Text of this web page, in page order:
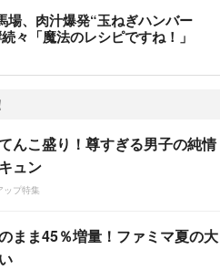
場、肉汁爆発“玉ねぎハンバー
々「魔法のレシピですね！」
んこ盛り！尊すぎる男子の純情
ュン
ップ特集
まま45％増量！ファミマ夏の大